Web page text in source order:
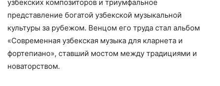
узбекских композиторов и триумфальное
представление богатой узбекской музыкальной
культуры за рубежом. Венцом его труда стал альбом
«Современная узбекская музыка для кларнета и
фортепиано», ставший мостом между традициями и
новаторством.